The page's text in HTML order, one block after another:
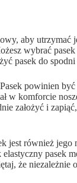
aby utrzymać
wybrać
pasek do
powinien
w komforcie
założyć i
jest również jego
pasek
że niezależnie